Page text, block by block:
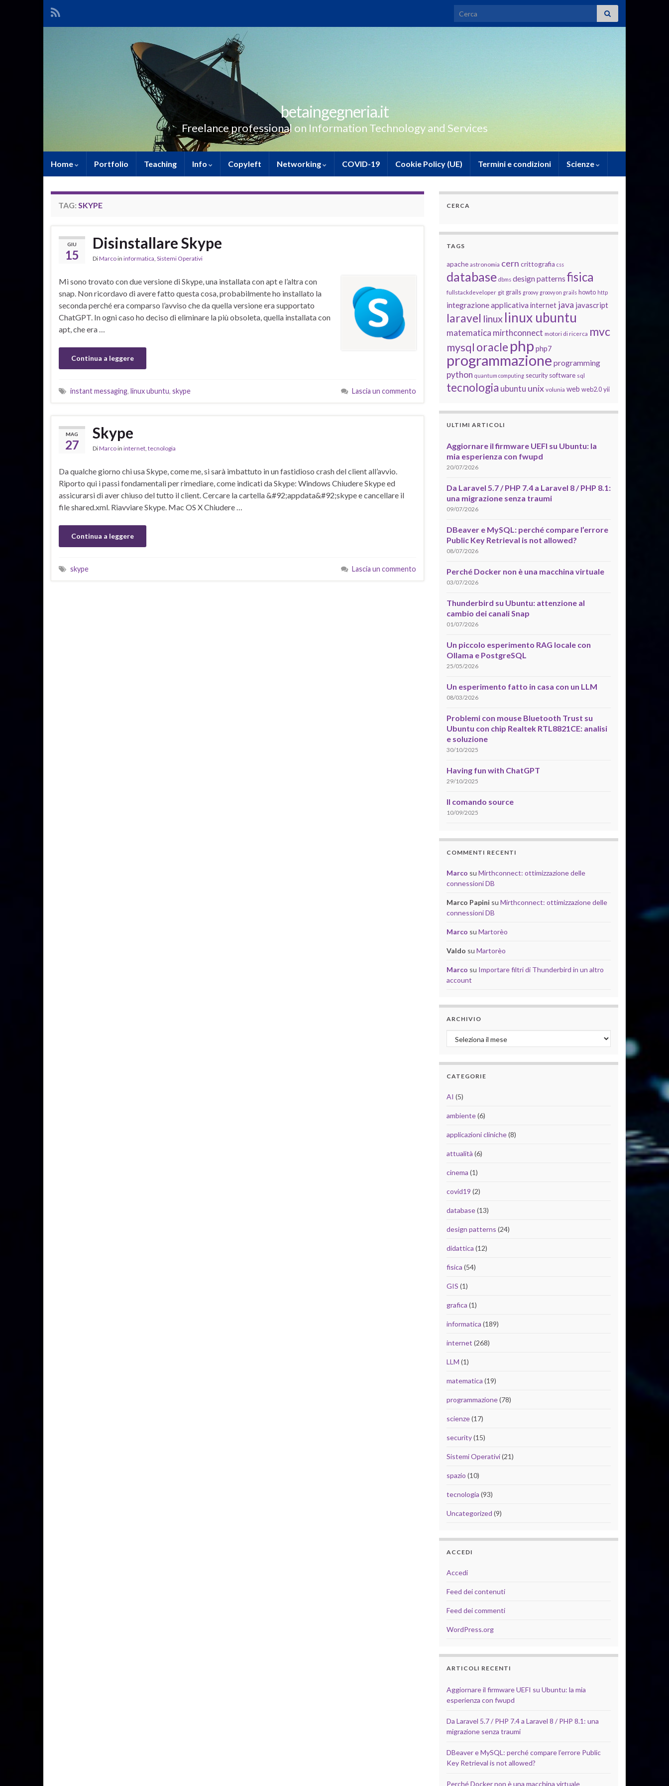
Search for:
betaingegneria.it
Freelance professional on Information Technology and Services
Home Portfolio Teaching Info Copyleft Networking COVID-19 Cookie Policy (UE) Termini e condizioni Scienze
TAG: SKYPE
GIU
15
Disinstallare Skype
DiMarcoin informatica, Sistemi Operativi
Mi sono trovato con due versione di Skype, una installata con apt e l’altra con
snap. Non ricordavo di avere fatto questa cosa, probabilmente ho installato la
seconda perché era comparso l’avviso che da quella versione era supportato
ChatGPT. In ogni caso ho deciso di eliminare la più obsoleta, quella installata con
apt, che era …
Continua a leggere
instant messaging, linux ubuntu, skype Lascia un commento
MAG
27
Skype
DiMarcoin internet, tecnologia
Da qualche giorno chi usa Skype, come me, si sarà imbattuto in un fastidioso crash del client all’avvio.
Riporto qui i passi fondamentali per rimediare, come indicati da Skype: Windows Chiudere Skype ed
assicurarsi di aver chiuso del tutto il client. Cercare la cartella &#92;appdata&#92;skype e cancellare il
file shared.xml. Riavviare Skype. Mac OS X Chiudere …
Continua a leggere
skype Lascia un commento
CERCA
TAGS
apache astronomia cern crittografia css
database dbms design patterns fisica
fullstackdeveloper git grails groovy groovy on grails howto http
integrazione applicativainternet java javascript
laravel linux linux ubuntu
matematica mirthconnect motori di ricerca mvc
mysql oracle php php7
programmazione programming
python quantum computing security software sql
tecnologia ubuntu unix volunia web web2.0 yii
ULTIMI ARTICOLI
Aggiornare il firmware UEFI su Ubuntu: la
mia esperienza con fwupd
20/07/2026
Da Laravel 5.7 / PHP 7.4 a Laravel 8 / PHP 8.1:
una migrazione senza traumi
09/07/2026
DBeaver e MySQL: perché compare l’errore
Public Key Retrieval is not allowed?
08/07/2026
Perché Docker non è una macchina virtuale
03/07/2026
Thunderbird su Ubuntu: attenzione al
cambio dei canali Snap
01/07/2026
Un piccolo esperimento RAG locale con
Ollama e PostgreSQL
25/05/2026
Un esperimento fatto in casa con un LLM
08/03/2026
Problemi con mouse Bluetooth Trust su
Ubuntu con chip Realtek RTL8821CE: analisi
e soluzione
30/10/2025
Having fun with ChatGPT
29/10/2025
Il comando source
10/09/2025
COMMENTI RECENTI
Marco su Mirthconnect: ottimizzazione delle
connessioni DB
Marco Papini su Mirthconnect: ottimizzazione delle
connessioni DB
Marco su Martorèo
Valdo su Martorèo
Marco su Importare filtri di Thunderbird in un altro
account
ARCHIVIO
Archivio
CATEGORIE
AI (5)
ambiente(6)
applicazioni cliniche(8)
attualità (6)
cinema (1)
covid19 (2)
database(13)
design patterns (24)
didattica (12)
fisica (54)
GIS (1)
grafica (1)
informatica (189)
internet (268)
LLM (1)
matematica (19)
programmazione(78)
scienze(17)
security(15)
Sistemi Operativi(21)
spazio (10)
tecnologia (93)
Uncategorized (9)
ACCEDI
Accedi
Feed dei contenuti
Feed dei commenti
WordPress.org
ARTICOLI RECENTI
Aggiornare il firmware UEFI su Ubuntu: la mia
esperienza con fwupd
Da Laravel 5.7 / PHP 7.4 a Laravel 8 / PHP 8.1: una
migrazione senza traumi
DBeaver e MySQL: perché compare l’errore Public
Key Retrieval is not allowed?
Perché Docker non è una macchina virtuale